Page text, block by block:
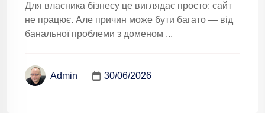
Для власника бізнесу це виглядає просто: сайт
не працює. Але причин може бути багато — від
банальної проблеми з доменом ...
Admin 30/06/2026